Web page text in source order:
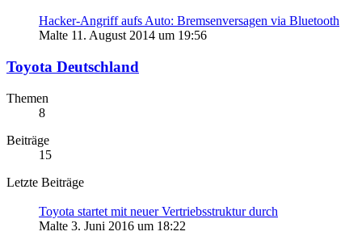
Hacker-Angriff aufs Auto: Bremsenversagen via Bluetooth
Malte 11. August 2014 um 19:56
Toyota Deutschland
Themen
8
Beiträge
15
Letzte Beiträge
Toyota startet mit neuer Vertriebsstruktur durch
Malte 3. Juni 2016 um 18:22